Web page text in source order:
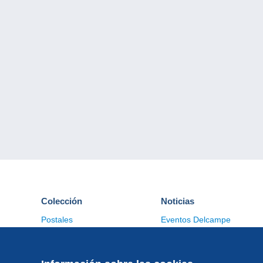
Colección
Postales
Otras colecciones
Noticias
Eventos Delcampe